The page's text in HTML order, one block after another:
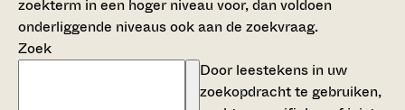
zoekterm in een hoger niveau voor, dan voldoen
onderliggende niveaus ook aan de zoekvraag.
Zoek
Door leestekens in uw
zoekopdracht te gebruiken,